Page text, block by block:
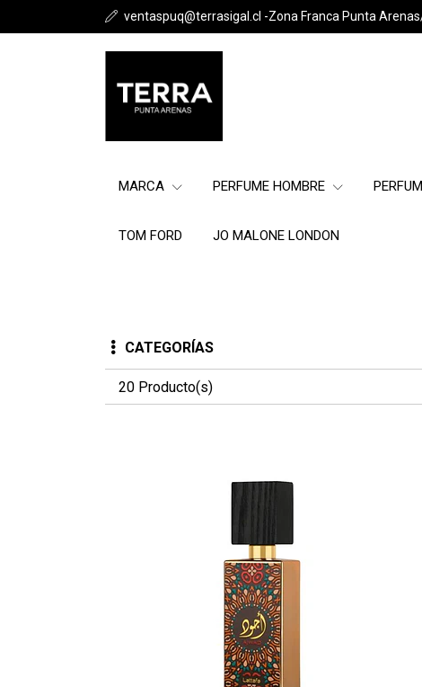
ventaspuq@terrasigal.cl -Zona Franca Punta
MARCA PERFUME HOMBRE
TOM FORD JO MALONE LONDON
CATEGORÍAS
20 Producto(s)